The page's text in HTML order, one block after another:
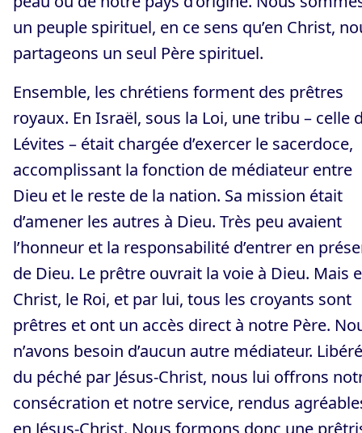
un peuple spirituel, en ce sens qu’en Christ,
partageons un seul Père spirituel.
Ensemble, les chrétiens forment des prêtres
royaux. En Israël, sous la Loi, une tribu – celle
Lévites – était chargée d’exercer le sacerdoce,
accomplissant la fonction de médiateur entre
Dieu et le reste de la nation. Sa mission était
d’amener les autres à Dieu. Très peu avaient
l’honneur et la responsabilité d’entrer en
de Dieu. Le prêtre ouvrait la voie à Dieu. Mais
Christ, le Roi, et par lui, tous les croyants sont
prêtres et ont un accès direct à notre Père.
n’avons besoin d’aucun autre médiateur.
du péché par Jésus-Christ, nous lui offrons
consécration et notre service, rendus
en Jésus-Christ. Nous formons donc une